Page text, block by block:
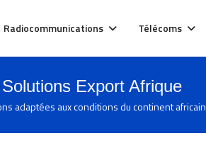
Radiocommunications Télécoms
Export Afrique
adaptées aux conditions du continent africain